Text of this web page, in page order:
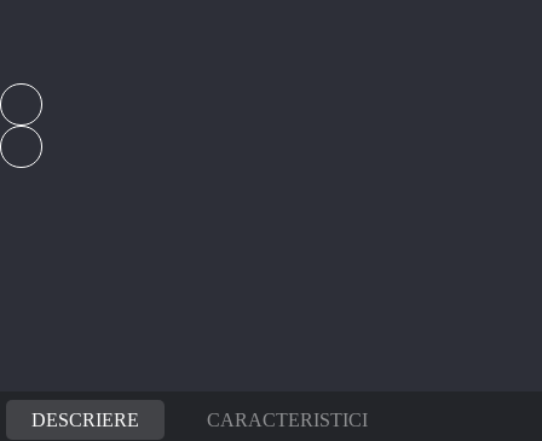
DESCRIERE CARACTERISTICI